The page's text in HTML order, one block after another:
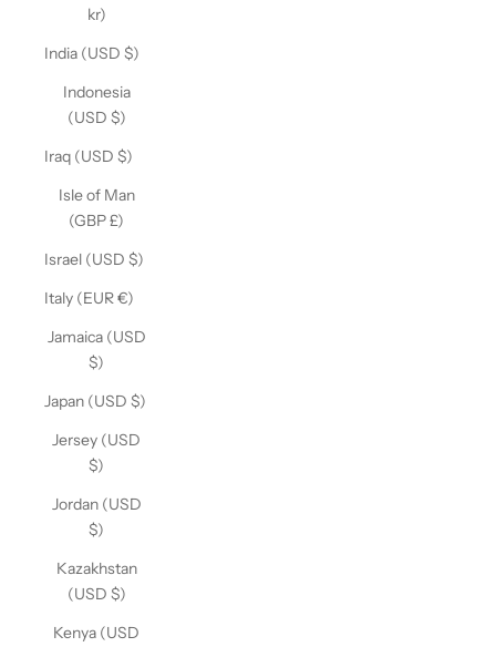
kr)
India (USD $)
Indonesia
(USD $)
Iraq (USD $)
Isle of Man
(GBP £)
Israel (USD $)
Italy (EUR €)
Jamaica (USD
$)
Japan (USD $)
Jersey (USD
$)
Jordan (USD
$)
Kazakhstan
(USD $)
Kenya (USD